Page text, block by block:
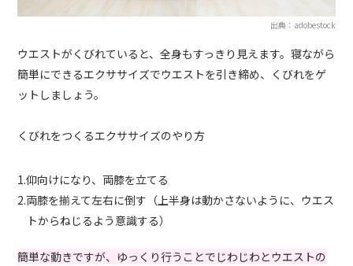
出典：adobestock
ウエストがくびれていると、全身もすっきり見えます。寝ながら
簡単にできるエクササイズでウエストを引き締め、くびれをゲ
ットしましょう。
くびれをつくるエクササイズのやり方
1.仰向けになり、両膝を立てる
2.両膝を揃えて左右に倒す（上半身は動かさないように、ウエス
トからねじるよう意識する）
簡単な動きですが、ゆっくり行うことでじわじわとウエストの